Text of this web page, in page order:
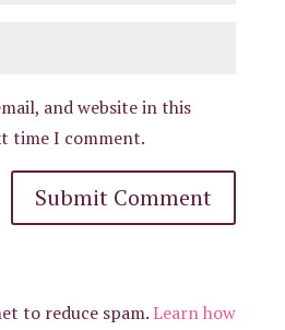
and website in this
time I comment.
to reduce spam.Learn how